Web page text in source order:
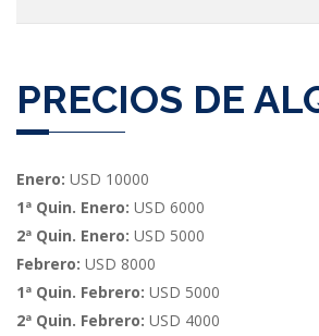
PRECIOS DE
Enero: USD 10000
1ª Quin. Enero: USD 6000
2ª Quin. Enero: USD 5000
Febrero: USD 8000
1ª Quin. Febrero: USD 5000
2ª Quin. Febrero: USD 4000